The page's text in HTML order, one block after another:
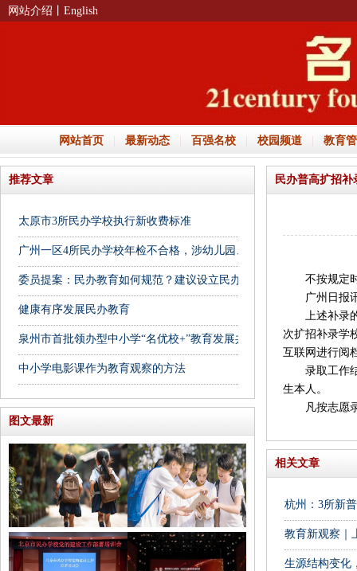
网站介绍 丨English
网站首页 最新动态 百强名校 校园频道 教育
推荐文章
太原市3所民办学校执行新收费标准
广州一区4所民办学校年检不合格，涉幼儿园、培训机构
委员提案：民办教育如何规范？建议设立民办幼儿园收费监管平台
健康有序发展民办教育
泉州市首批领办型中小学“名优校+”教育发展共同体名单公布
中小学电影课作为教育观察的方法
图文最新
民办普高扩招补
不按规定时
广州日报讯
上述补录的
次扩招补录学
互联网进行阅
录取工作结
生本人。
凡按志愿录
相关文章
杭州：3所新
教育新观察｜
生源结构变化